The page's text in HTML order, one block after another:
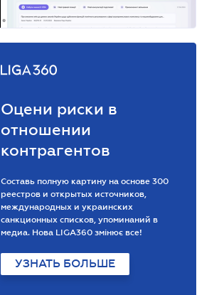
Оцени риски в
отношении
контрагентов
Составь полную картину на основе 300
реестров и открытых источников,
международных и украинских
санкционных списков, упоминаний в
медиа. Нова LIGA360 змінює все!
УЗНАТЬ БОЛЬШЕ